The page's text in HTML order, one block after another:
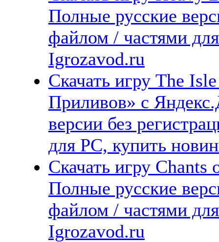
Полные русские
файлом / частями
Igrozavod.ru
Скачать игру The
Приливов» с
версии без
для PC, купить
Скачать игру Chants
Полные русские
файлом / частями
Igrozavod.ru